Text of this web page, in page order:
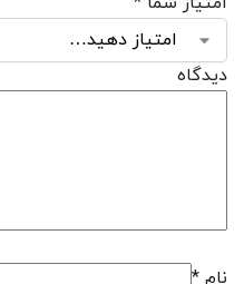
نام *